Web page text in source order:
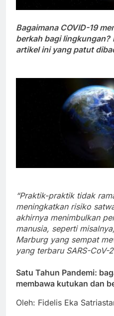
Bagaimana COVID-19
berkah bagi lingkungan?
artikel ini yang patut
“Praktik-praktik tidak
meningkatkan risiko
akhirnya menimbulkan
manusia, seperti
Marburg yang sempat
yang terbaru SARS-CoV-
Satu Tahun Pandemi:
membawa kutukan dan
Oleh: Fidelis Eka